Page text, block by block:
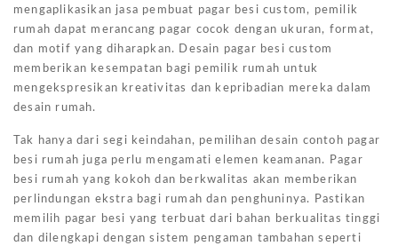
mengaplikasikan jasa pembuat pagar besi custom, pemilik
rumah dapat merancang pagar cocok dengan ukuran, format,
dan motif yang diharapkan. Desain pagar besi custom
memberikan kesempatan bagi pemilik rumah untuk
mengekspresikan kreativitas dan kepribadian mereka dalam
desain rumah.
Tak hanya dari segi keindahan, pemilihan desain contoh pagar
besi rumah juga perlu mengamati elemen keamanan. Pagar
besi rumah yang kokoh dan berkwalitas akan memberikan
perlindungan ekstra bagi rumah dan penghuninya. Pastikan
memilih pagar besi yang terbuat dari bahan berkualitas tinggi
dan dilengkapi dengan sistem pengaman tambahan seperti